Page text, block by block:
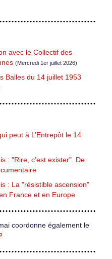
avec le Collectif des
(Mercredi 1er juillet 2026)
Balles du 14 juillet 1953
peut à L’Entrepôt le 14
: "Rire, c’est exister". De
: La "résistible ascension"
France et en Europe
coordonne également le